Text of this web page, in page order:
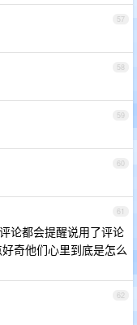
57
58
59
60
61
论都会提醒说用了评论
奇他们心里到底是怎么
62